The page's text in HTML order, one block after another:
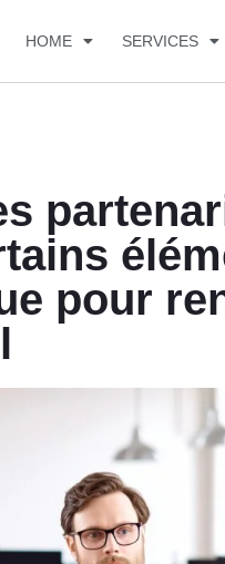
HOME SERVICES
pour